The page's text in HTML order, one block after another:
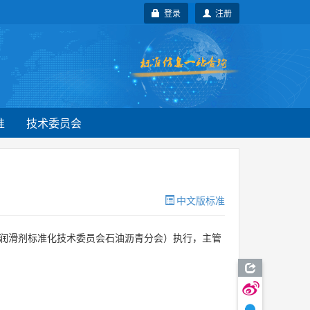
注册
登录
技术委员会
中文版标准
滑剂标准化技术委员会石油沥青分会）执行，主管